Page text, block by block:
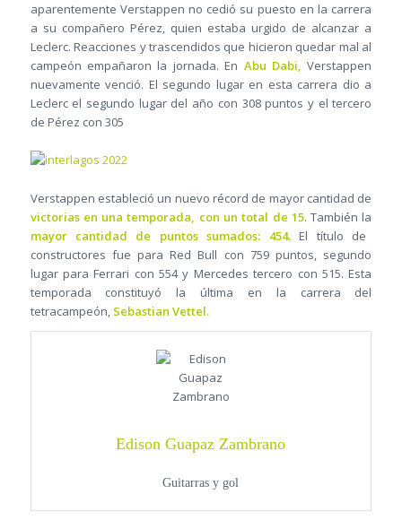
aparentemente Verstappen no cedió su puesto en la carrera
a su compañero Pérez, quien estaba urgido de alcanzar a
Leclerc. Reacciones y trascendidos que hicieron quedar mal al
campeón empañaron la jornada. En Abu Dabi, Verstappen
nuevamente venció. El segundo lugar en esta carrera dio a
Leclerc el segundo lugar del año con 308 puntos y el tercero
de Pérez con 305
Verstappen estableció un nuevo récord de mayor cantidad de
victorias en una temporada, con un total de 15. También la
mayor cantidad de puntos sumados: 454.El título de
constructores fue para Red Bull con 759 puntos, segundo
lugar para Ferrari con 554 y Mercedes tercero con 515. Esta
temporada constituyó la última en la carrera del
tetracampeón, Sebastian Vettel.
Edison Guapaz Zambrano
Guitarras y gol